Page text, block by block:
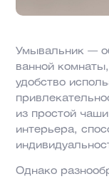
Умывальник —
ванной
удобство
из простой
интерьера,
Однако